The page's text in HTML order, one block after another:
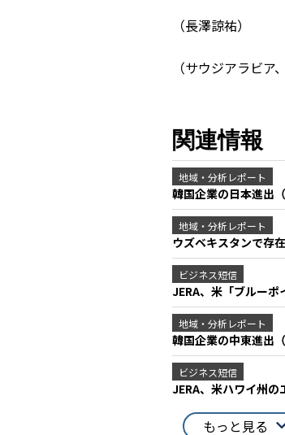
（長澤諒祐）
（サウジアラビア
関連情報
地域・分析レポート
韓国企業の日本進出
地域・分析レポート
ウズベキスタンで存
ビジネス短信
JERA、米「ブルー
地域・分析レポート
韓国企業の中東進出
ビジネス短信
JERA、米ハワイ州
もっと見る